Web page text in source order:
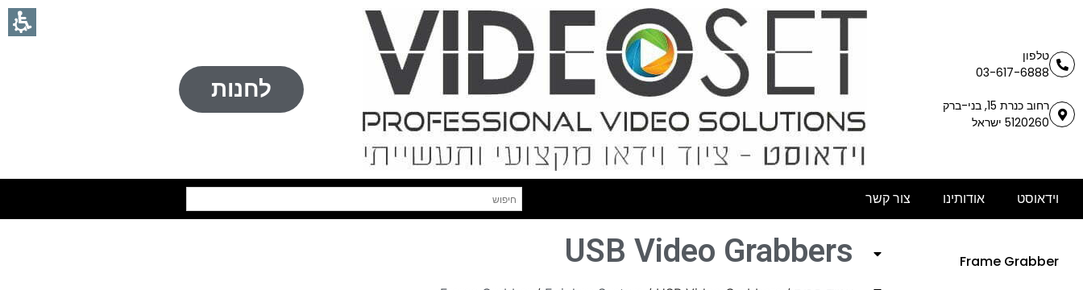
טלפון
03-617-6888
רחוב כנרת 15, בני-ברק
5120260 ישראל
לחנות
וידאוסט אודותינו צור קשר
Frame Grabber
USB Video Grabbers